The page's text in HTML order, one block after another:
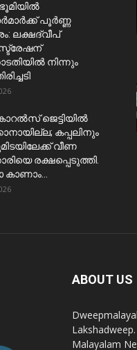
പൂർണ്ണ
ലക്ഷദ്വീപ്
നിന്നും
ജെട്ടിയിൽ
കപ്പലിനും
വീണ
രക്ഷപ്പെടുത്തി.
കാണാം...
ABOUT US
Malayalam